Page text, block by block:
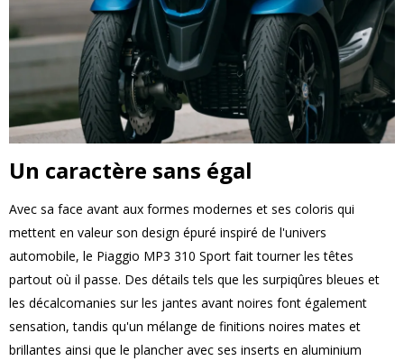
Un caractère sans égal
Avec sa face avant aux formes modernes et ses coloris qui
mettent en valeur son design épuré inspiré de l'univers
automobile, le Piaggio MP3 310 Sport fait tourner les têtes
partout où il passe. Des détails tels que les surpiqûres bleues et
les décalcomanies sur les jantes avant noires font également
sensation, tandis qu'un mélange de finitions noires mates et
brillantes ainsi que le plancher avec ses inserts en aluminium